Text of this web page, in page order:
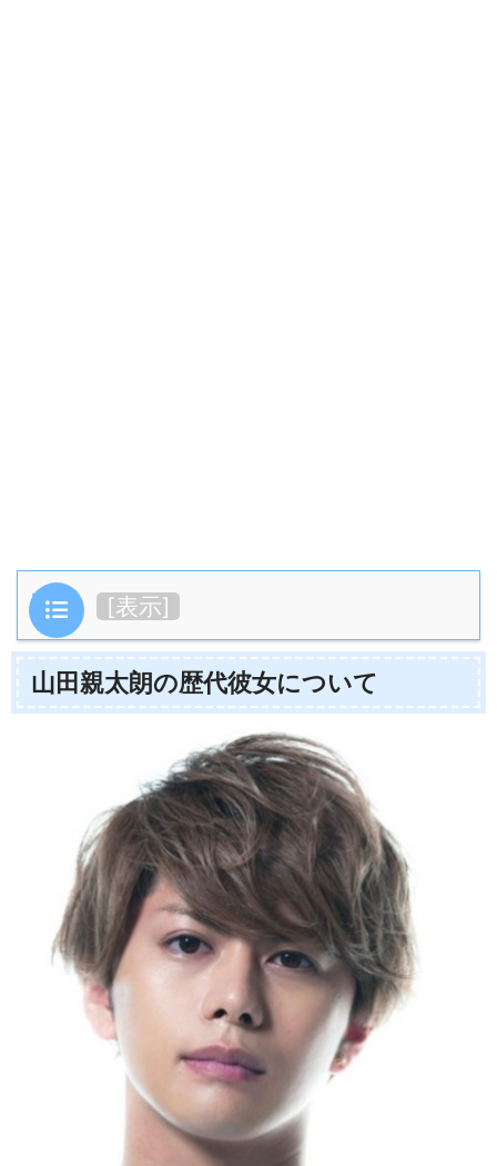
目次 [表示]
山田親太朗の歴代彼女について